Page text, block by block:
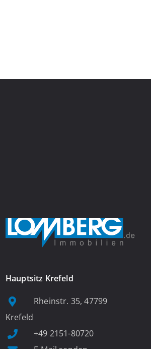
Hauptsitz Krefeld
Rheinstr. 35, 47799
Krefeld
+49 2151-80720